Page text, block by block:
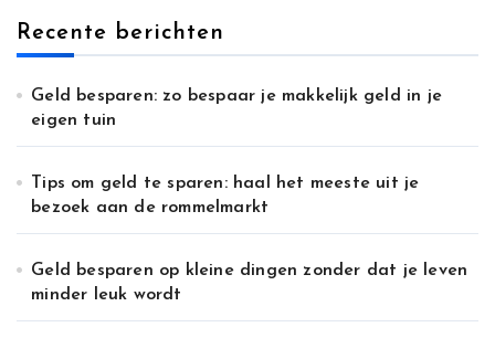
Recente berichten
Geld besparen: zo bespaar je makkelijk geld in je
eigen tuin
Tips om geld te sparen: haal het meeste uit je
bezoek aan de rommelmarkt
Geld besparen op kleine dingen zonder dat je leven
minder leuk wordt